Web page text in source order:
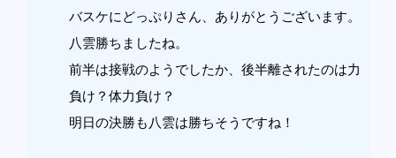
バスケにどっぷりさん、ありがとうございます。
八雲勝ちましたね。
前半は接戦のようでしたか、後半離されたのは力
負け？体力負け？
明日の決勝も八雲は勝ちそうですね！